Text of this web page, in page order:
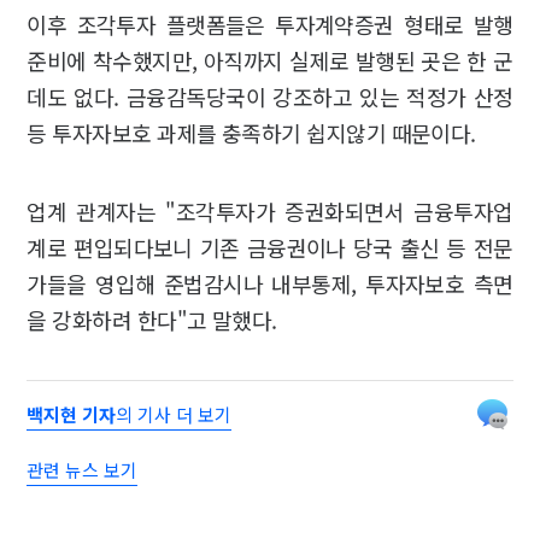
이후 조각투자 플랫폼들은 투자계약증권 형태로 발행
준비에 착수했지만, 아직까지 실제로 발행된 곳은 한 군
데도 없다. 금융감독당국이 강조하고 있는 적정가 산정
등 투자자보호 과제를 충족하기 쉽지않기 때문이다.
업계 관계자는 "조각투자가 증권화되면서 금융투자업
계로 편입되다보니 기존 금융권이나 당국 출신 등 전문
가들을 영입해 준법감시나 내부통제, 투자자보호 측면
을 강화하려 한다"고 말했다.
백지현 기자의 기사 더 보기
관련 뉴스 보기